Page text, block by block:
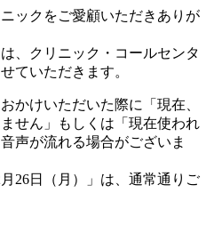
ックをご愛顧いただきありが
、クリニック・コールセンタ
ていただきます。
かけいただいた際に「現在、
せん」もしくは「現在使われ
声が流れる場合がございま
26日（月）」は、通常通りご